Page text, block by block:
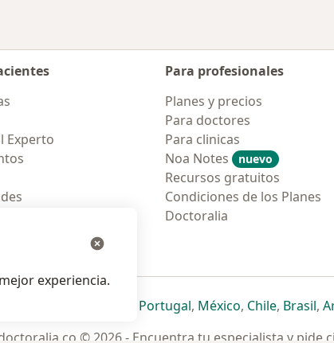
Experto
Para profesionales
Planes y precios
Para doctores
Para clinicas
Noa Notes
nuevo
Recursos gratuitos
Condiciones de los Planes
Doctoralia
en una nueva pestaña
se abre en una nueva pestaña
se abre en una nueva pestaña
se abre en una nueva pestaña
Portugalse abre en una nueva
, Méxicose abre en una
, Chilese abre
, Brasilse
,
© 2026 - Encuentra tu especialista y pide
experiencia.